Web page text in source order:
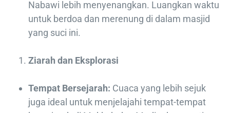
Nabawi lebih menyenangkan. Luangkan waktu
untuk berdoa dan merenung di dalam masjid
yang suci ini.
Ziarah dan Eksplorasi
Tempat Bersejarah: Cuaca yang lebih sejuk
juga ideal untuk menjelajahi tempat-tempat